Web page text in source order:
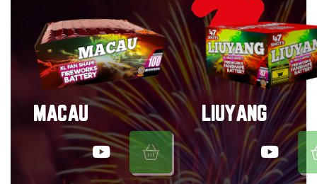
MACAU LIUYANG